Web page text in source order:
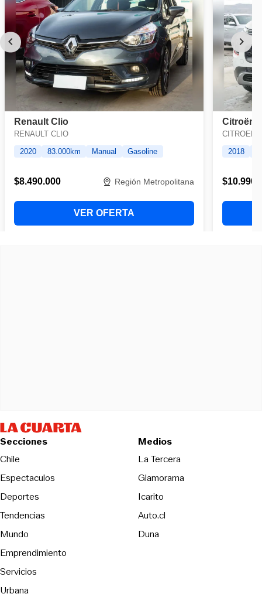
Secciones
Chile
Espectaculos
Deportes
Tendencias
Mundo
Emprendimiento
Servicios
Urbana
Medios
La TerceraOpens in new
Glamorama
Icarito
Auto.cl
DunaOpens in new window